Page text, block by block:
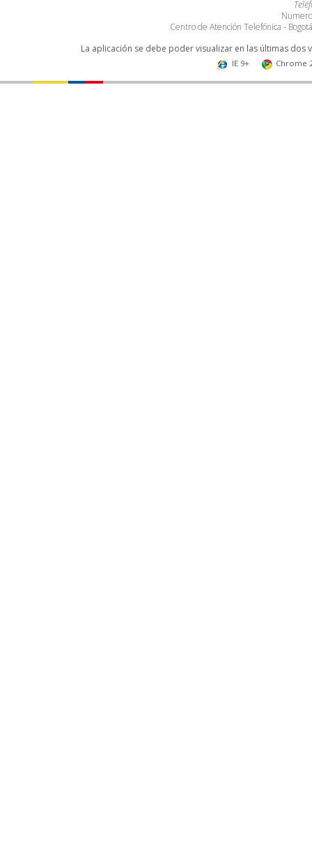
Centro de Atención Telefónica -
La aplicación se debe poder visualizar en las últimas
IE 9+ Chrome